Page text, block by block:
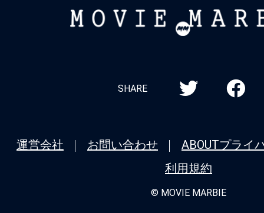
MOVIE
SHARE
運営会社 お問い合わせ ABOUTプライ
利用規約
© MOVIE MARBIE